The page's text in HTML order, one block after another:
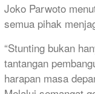
Joko Parwoto
semua pihak
“Stunting bukan
tantangan
harapan masa